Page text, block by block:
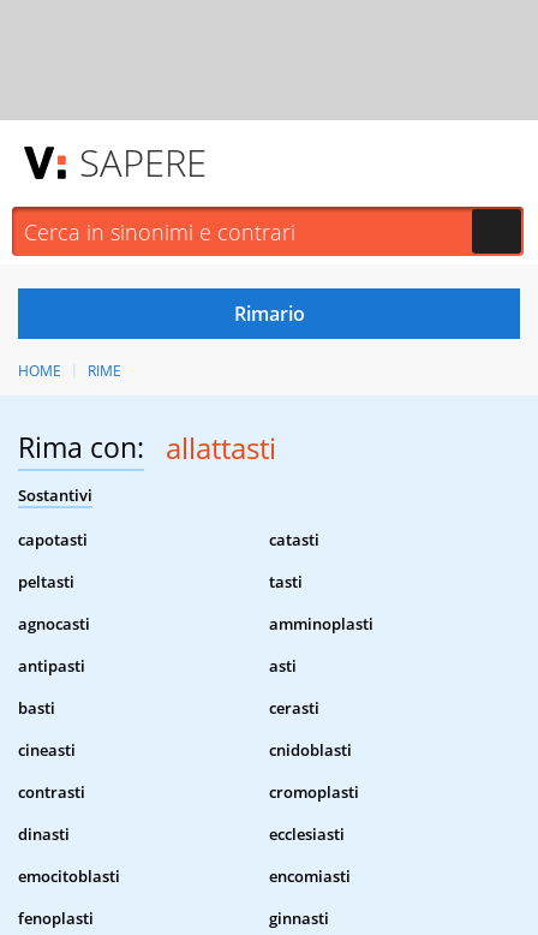
SAPERE
HOME RIME
Rima con: allattasti
Sostantivi
capotasti
catasti
peltasti
tasti
agnocasti
amminoplasti
antipasti
asti
basti
cerasti
cineasti
cnidoblasti
contrasti
cromoplasti
dinasti
ecclesiasti
emocitoblasti
encomiasti
fenoplasti
ginnasti